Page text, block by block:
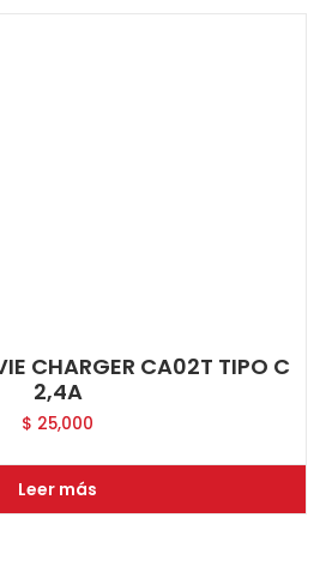
CHARGER CA02T TIPO C
2,4A
$ 25,000
Leer más